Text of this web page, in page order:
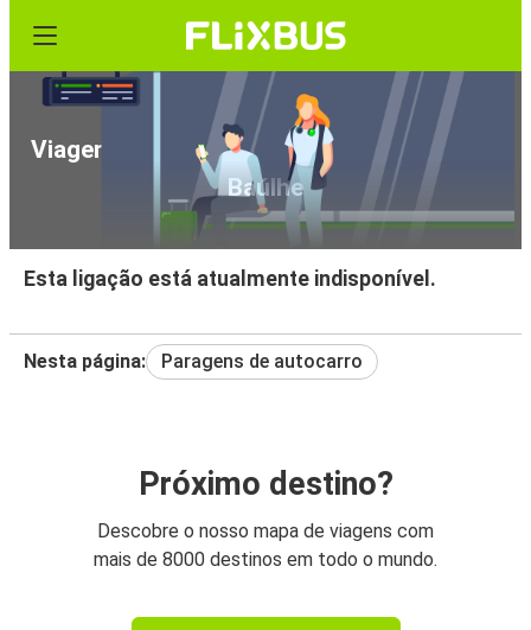
Viagens de Autocarro Chambéry - Arco de
Baúlhe
Esta ligação está atualmente indisponível.
Nesta página: Paragens de autocarro
Próximo destino?
Descobre o nosso mapa de viagens com
mais de 8000 destinos em todo o mundo.